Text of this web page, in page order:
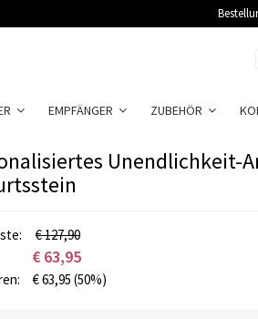
EMPFÄNGER ZUBEHÖR
Unendlichkeit-
€ 127,90
€ 63,95
€63,95 (50%)